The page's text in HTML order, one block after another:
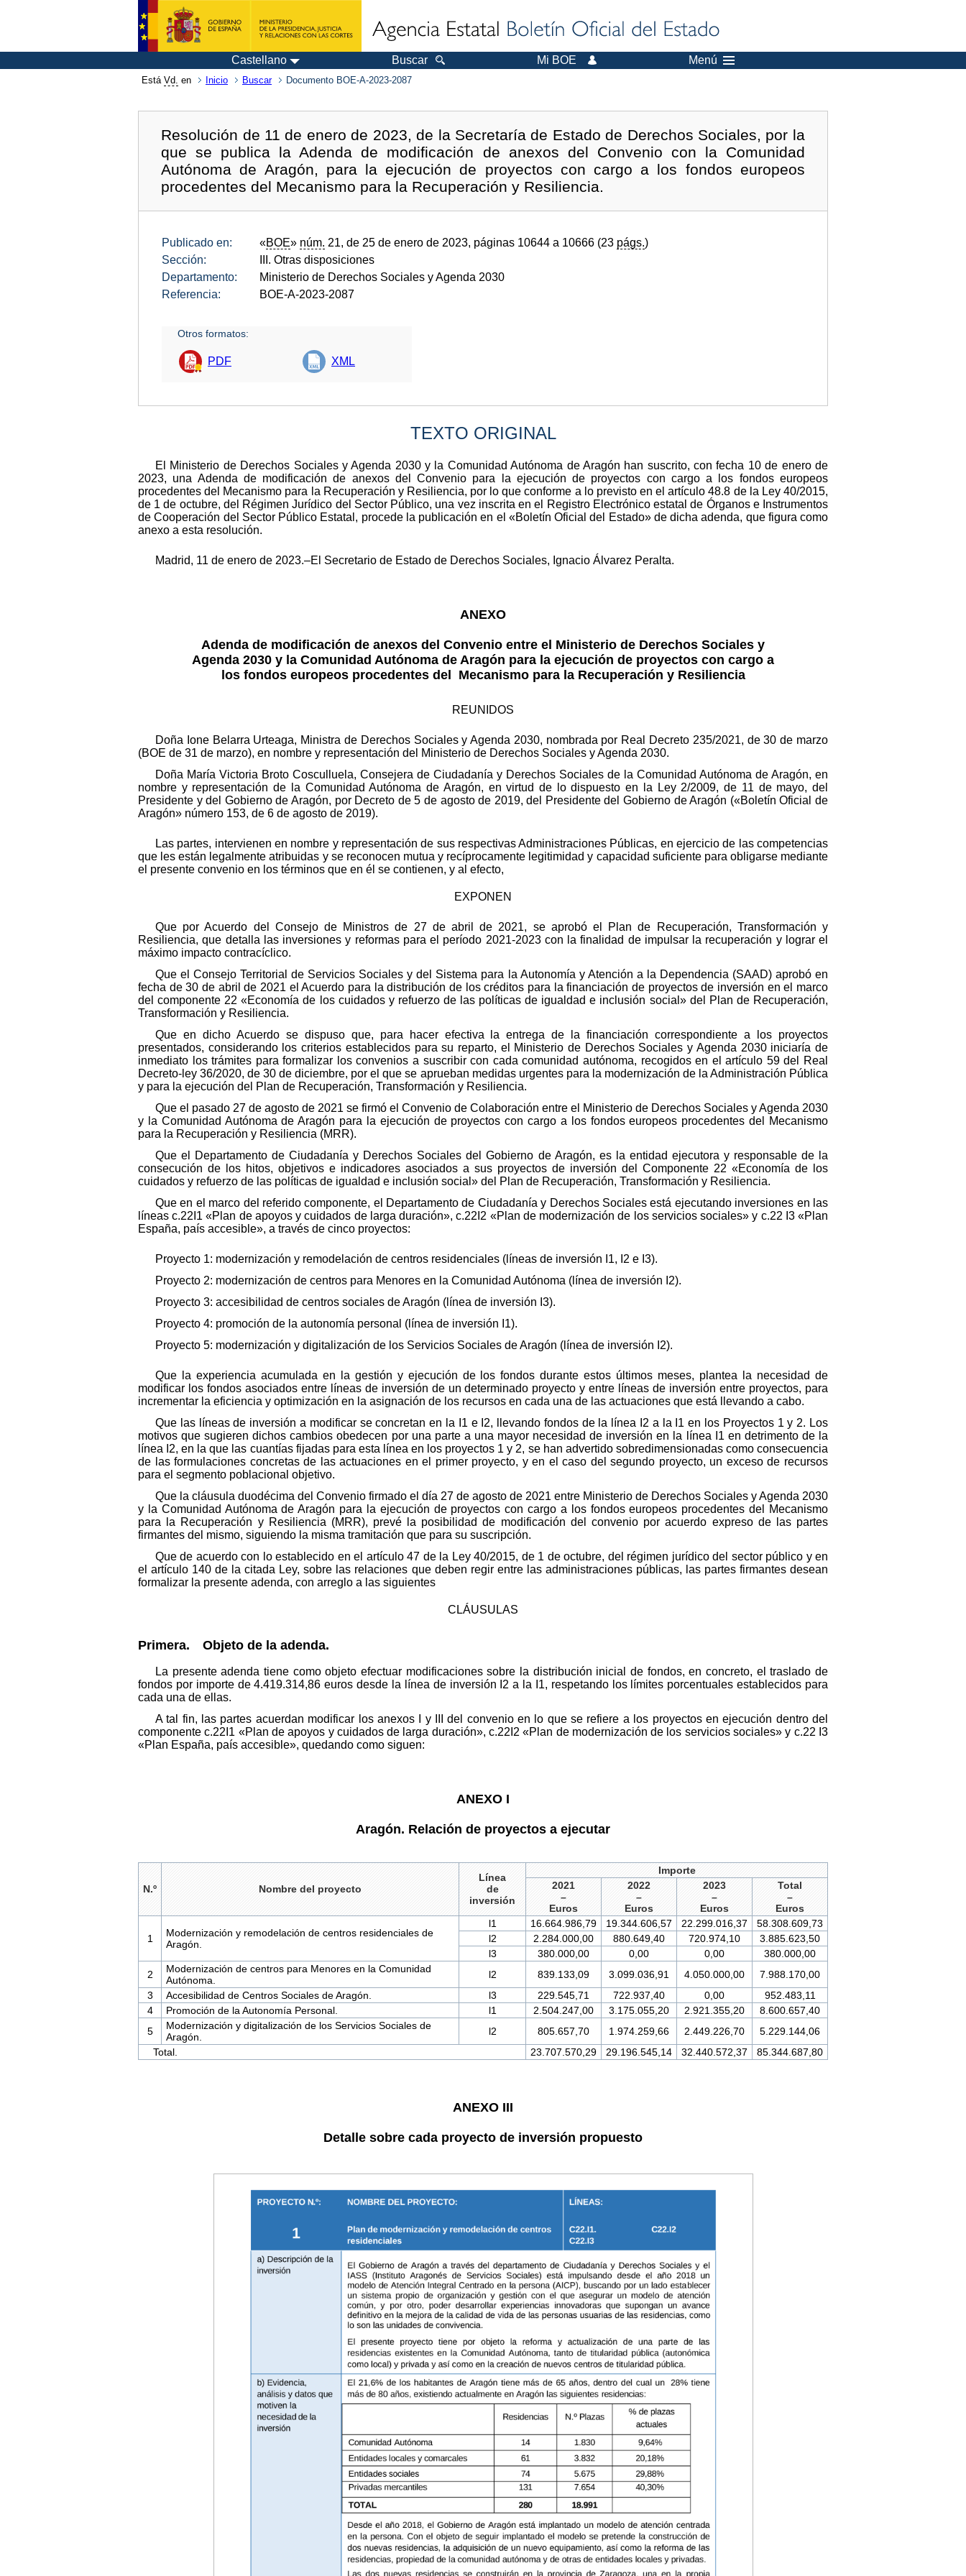
Castellano Buscar Mi BOE Menú
Está Vd. en Inicio Buscar Documento BOE-A-2023-2087
Resolución de 11 de enero de 2023, de la Secretaría de Estado de Derechos Sociales, por la
que se publica la Adenda de modificación de anexos del Convenio con la Comunidad
Autónoma de Aragón, para la ejecución de proyectos con cargo a los fondos europeos
procedentes del Mecanismo para la Recuperación y Resiliencia.
Publicado en: «BOE» núm. 21, de 25 de enero de 2023, páginas 10644 a 10666 (23 págs.)
Sección:
III. Otras disposiciones
Departamento:
Ministerio de Derechos Sociales y Agenda 2030
Referencia:
BOE-A-2023-2087
Otros formatos:
PDF XML
TEXTO ORIGINAL
El Ministerio de Derechos Sociales y Agenda 2030 y la Comunidad Autónoma de Aragón han suscrito, con fecha 10 de enero de
2023, una Adenda de modificación de anexos del Convenio para la ejecución de proyectos con cargo a los fondos europeos
procedentes del Mecanismo para la Recuperación y Resiliencia, por lo que conforme a lo previsto en el artículo 48.8 de la Ley 40/2015,
de 1 de octubre, del Régimen Jurídico del Sector Público, una vez inscrita en el Registro Electrónico estatal de Órganos e Instrumentos
de Cooperación del Sector Público Estatal, procede la publicación en el «Boletín Oficial del Estado» de dicha adenda, que figura como
anexo a esta resolución.
Madrid, 11 de enero de 2023.–El Secretario de Estado de Derechos Sociales, Ignacio Álvarez Peralta.
ANEXO
Adenda de modificación de anexos del Convenio entre el Ministerio de Derechos Sociales y
Agenda 2030 y la Comunidad Autónoma de Aragón para la ejecución de proyectos con cargo a
los fondos europeos procedentes del Mecanismo para la Recuperación y Resiliencia
REUNIDOS
Doña Ione Belarra Urteaga, Ministra de Derechos Sociales y Agenda 2030, nombrada por Real Decreto 235/2021, de 30 de marzo
(BOE de 31 de marzo), en nombre y representación del Ministerio de Derechos Sociales y Agenda 2030.
Doña María Victoria Broto Cosculluela, Consejera de Ciudadanía y Derechos Sociales de la Comunidad Autónoma de Aragón, en
nombre y representación de la Comunidad Autónoma de Aragón, en virtud de lo dispuesto en la Ley 2/2009, de 11 de mayo, del
Presidente y del Gobierno de Aragón, por Decreto de 5 de agosto de 2019, del Presidente del Gobierno de Aragón («Boletín Oficial de
Aragón» número 153, de 6 de agosto de 2019).
Las partes, intervienen en nombre y representación de sus respectivas Administraciones Públicas, en ejercicio de las competencias
que les están legalmente atribuidas y se reconocen mutua y recíprocamente legitimidad y capacidad suficiente para obligarse mediante
el presente convenio en los términos que en él se contienen, y al efecto,
EXPONEN
Que por Acuerdo del Consejo de Ministros de 27 de abril de 2021, se aprobó el Plan de Recuperación, Transformación y
Resiliencia, que detalla las inversiones y reformas para el período 2021-2023 con la finalidad de impulsar la recuperación y lograr el
máximo impacto contracíclico.
Que el Consejo Territorial de Servicios Sociales y del Sistema para la Autonomía y Atención a la Dependencia (SAAD) aprobó en
fecha de 30 de abril de 2021 el Acuerdo para la distribución de los créditos para la financiación de proyectos de inversión en el marco
del componente 22 «Economía de los cuidados y refuerzo de las políticas de igualdad e inclusión social» del Plan de Recuperación,
Transformación y Resiliencia.
Que en dicho Acuerdo se dispuso que, para hacer efectiva la entrega de la financiación correspondiente a los proyectos
presentados, considerando los criterios establecidos para su reparto, el Ministerio de Derechos Sociales y Agenda 2030 iniciaría de
inmediato los trámites para formalizar los convenios a suscribir con cada comunidad autónoma, recogidos en el artículo 59 del Real
Decreto-ley 36/2020, de 30 de diciembre, por el que se aprueban medidas urgentes para la modernización de la Administración Pública
y para la ejecución del Plan de Recuperación, Transformación y Resiliencia.
Que el pasado 27 de agosto de 2021 se firmó el Convenio de Colaboración entre el Ministerio de Derechos Sociales y Agenda 2030
y la Comunidad Autónoma de Aragón para la ejecución de proyectos con cargo a los fondos europeos procedentes del Mecanismo
para la Recuperación y Resiliencia (MRR).
Que el Departamento de Ciudadanía y Derechos Sociales del Gobierno de Aragón, es la entidad ejecutora y responsable de la
consecución de los hitos, objetivos e indicadores asociados a sus proyectos de inversión del Componente 22 «Economía de los
cuidados y refuerzo de las políticas de igualdad e inclusión social» del Plan de Recuperación, Transformación y Resiliencia.
Que en el marco del referido componente, el Departamento de Ciudadanía y Derechos Sociales está ejecutando inversiones en las
líneas c.22I1 «Plan de apoyos y cuidados de larga duración», c.22I2 «Plan de modernización de los servicios sociales» y c.22 I3 «Plan
España, país accesible», a través de cinco proyectos:
Proyecto 1: modernización y remodelación de centros residenciales (líneas de inversión I1, I2 e I3).
Proyecto 2: modernización de centros para Menores en la Comunidad Autónoma (línea de inversión I2).
Proyecto 3: accesibilidad de centros sociales de Aragón (línea de inversión I3).
Proyecto 4: promoción de la autonomía personal (línea de inversión I1).
Proyecto 5: modernización y digitalización de los Servicios Sociales de Aragón (línea de inversión I2).
Que la experiencia acumulada en la gestión y ejecución de los fondos durante estos últimos meses, plantea la necesidad de
modificar los fondos asociados entre líneas de inversión de un determinado proyecto y entre líneas de inversión entre proyectos, para
incrementar la eficiencia y optimización en la asignación de los recursos en cada una de las actuaciones que está llevando a cabo.
Que las líneas de inversión a modificar se concretan en la I1 e I2, llevando fondos de la línea I2 a la I1 en los Proyectos 1 y 2. Los
motivos que sugieren dichos cambios obedecen por una parte a una mayor necesidad de inversión en la línea I1 en detrimento de la
línea I2, en la que las cuantías fijadas para esta línea en los proyectos 1 y 2, se han advertido sobredimensionadas como consecuencia
de las formulaciones concretas de las actuaciones en el primer proyecto, y en el caso del segundo proyecto, un exceso de recursos
para el segmento poblacional objetivo.
Que la cláusula duodécima del Convenio firmado el día 27 de agosto de 2021 entre Ministerio de Derechos Sociales y Agenda 2030
y la Comunidad Autónoma de Aragón para la ejecución de proyectos con cargo a los fondos europeos procedentes del Mecanismo
para la Recuperación y Resiliencia (MRR), prevé la posibilidad de modificación del convenio por acuerdo expreso de las partes
firmantes del mismo, siguiendo la misma tramitación que para su suscripción.
Que de acuerdo con lo establecido en el artículo 47 de la Ley 40/2015, de 1 de octubre, del régimen jurídico del sector público y en
el artículo 140 de la citada Ley, sobre las relaciones que deben regir entre las administraciones públicas, las partes firmantes desean
formalizar la presente adenda, con arreglo a las siguientes
CLÁUSULAS
Primera. Objeto de la adenda.
La presente adenda tiene como objeto efectuar modificaciones sobre la distribución inicial de fondos, en concreto, el traslado de
fondos por importe de 4.419.314,86 euros desde la línea de inversión I2 a la I1, respetando los límites porcentuales establecidos para
cada una de ellas.
A tal fin, las partes acuerdan modificar los anexos I y III del convenio en lo que se refiere a los proyectos en ejecución dentro del
componente c.22I1 «Plan de apoyos y cuidados de larga duración», c.22I2 «Plan de modernización de los servicios sociales» y c.22 I3
«Plan España, país accesible», quedando como siguen:
ANEXO I
Aragón. Relación de proyectos a ejecutar
N.º Nombre del proyecto
Línea
de
inversión
Importe
2021
–
Euros
2022
–
Euros
2023
–
Euros
Total
–
Euros
1
Modernización y remodelación de centros residenciales de
Aragón.
l1 16.664.986,79 19.344.606,57 22.299.016,37
58.308.609,73
l2
2.284.000,00 880.649,40 720.974,10
3.885.623,50
l3
380.000,00 0,00 0,00
380.000,00
2
Modernización de centros para Menores en la Comunidad
Autónoma.
l2 839.133,09 3.099.036,91 4.050.000,00
7.988.170,00
3
Accesibilidad de Centros Sociales de Aragón. l3 229.545,71 722.937,40 0,00
952.483,11
4
Promoción de la Autonomía Personal. l1 2.504.247,00 3.175.055,20 2.921.355,20
8.600.657,40
5
Modernización y digitalización de los Servicios Sociales de
Aragón.
l2 805.657,70 1.974.259,66 2.449.226,70
5.229.144,06
Total.
23.707.570,29 29.196.545,14 32.440.572,37 85.344.687,80
ANEXO III
Detalle sobre cada proyecto de inversión propuesto